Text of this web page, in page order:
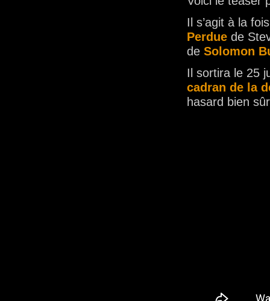
Il s’agit à la
Perdue de
de Solomon
Il sortira le 25
cadran de la
hasard bien